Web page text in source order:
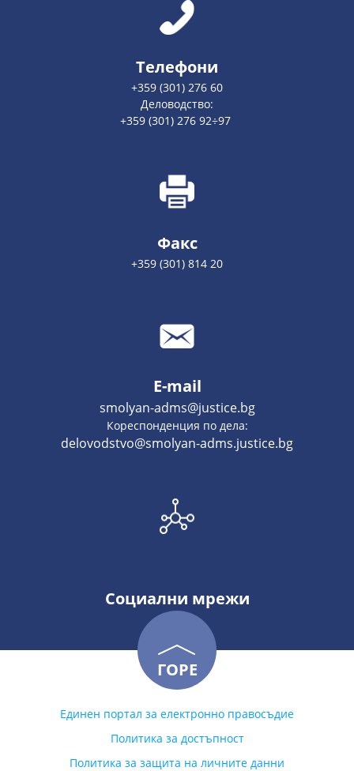
Телефони
+359 (301) 276 60
Деловодство:
+359 (301) 276 92÷97
Факс
+359 (301) 814 20
E-mail
smolyan-adms@justice.bg
Кореспонденция по дела:
delovodstvo@smolyan-adms.justice.bg
Социални мрежи
ГОРЕ
Единен портал за електронно правосъдие
Политика за достъпност
Политика за защита на личните данни